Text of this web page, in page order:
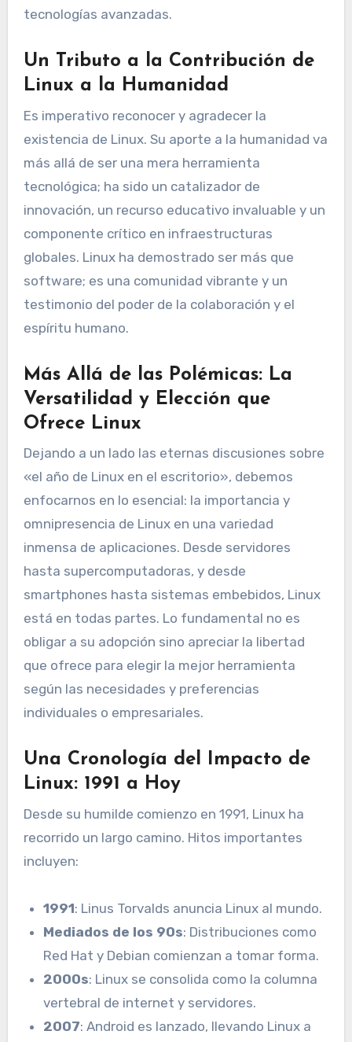
tecnologías avanzadas.
Un Tributo a la Contribución de
Linux a la Humanidad
Es imperativo reconocer y agradecer la
existencia de Linux. Su aporte a la humanidad va
más allá de ser una mera herramienta
tecnológica; ha sido un catalizador de
innovación, un recurso educativo invaluable y un
componente crítico en infraestructuras
globales. Linux ha demostrado ser más que
software; es una comunidad vibrante y un
testimonio del poder de la colaboración y el
espíritu humano.
Más Allá de las Polémicas: La
Versatilidad y Elección que
Ofrece Linux
Dejando a un lado las eternas discusiones sobre
«el año de Linux en el escritorio», debemos
enfocarnos en lo esencial: la importancia y
omnipresencia de Linux en una variedad
inmensa de aplicaciones. Desde servidores
hasta supercomputadoras, y desde
smartphones hasta sistemas embebidos, Linux
está en todas partes. Lo fundamental no es
obligar a su adopción sino apreciar la libertad
que ofrece para elegir la mejor herramienta
según las necesidades y preferencias
individuales o empresariales.
Una Cronología del Impacto de
Linux: 1991 a Hoy
Desde su humilde comienzo en 1991, Linux ha
recorrido un largo camino. Hitos importantes
incluyen:
1991: Linus Torvalds anuncia Linux al mundo.
Mediados de los 90s: Distribuciones como
Red Hat y Debian comienzan a tomar forma.
2000s: Linux se consolida como la columna
vertebral de internet y servidores.
2007: Android es lanzado, llevando Linux a